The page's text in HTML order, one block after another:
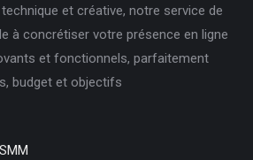
et créative, notre service de
à concrétiser votre présence en ligne
et fonctionnels, parfaitement
budget et objectifs